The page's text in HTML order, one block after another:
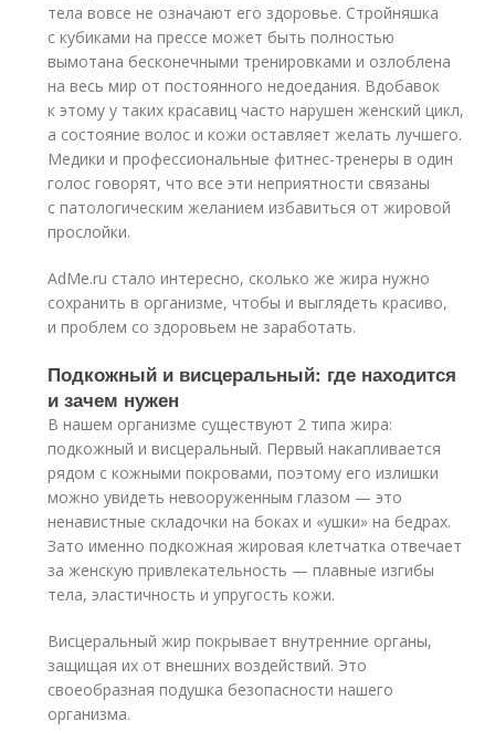
тела вовсе не означают его здоровье. Стройняшка
с кубиками на прессе может быть полностью
вымотана бесконечными тренировками и озлоблена
на весь мир от постоянного недоедания. Вдобавок
к этому у таких красавиц часто нарушен женский цикл,
а состояние волос и кожи оставляет желать лучшего.
Медики и профессиональные фитнес-тренеры в один
голос говорят, что все эти неприятности связаны
с патологическим желанием избавиться от жировой
прослойки.
AdMe.ru стало интересно, сколько же жира нужно
сохранить в организме, чтобы и выглядеть красиво,
и проблем со здоровьем не заработать.
Подкожный и висцеральный: где находится
и зачем нужен
В нашем организме существуют 2 типа жира:
подкожный и висцеральный. Первый накапливается
рядом с кожными покровами, поэтому его излишки
можно увидеть невооруженным глазом — это
ненавистные складочки на боках и «ушки» на бедрах.
Зато именно подкожная жировая клетчатка отвечает
за женскую привлекательность — плавные изгибы
тела, эластичность и упругость кожи.
Висцеральный жир покрывает внутренние органы,
защищая их от внешних воздействий. Это
своеобразная подушка безопасности нашего
организма.